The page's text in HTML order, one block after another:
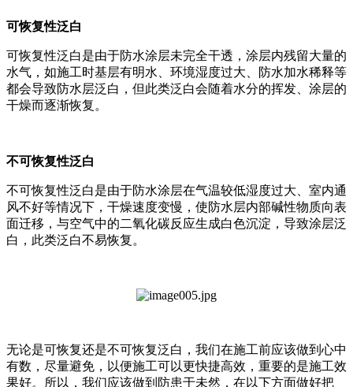
可恢复性泛白
可恢复性泛白是由于防水涂层未完全干透，涂层内残留大量的
水气，如施工时基层有明水、环境湿度过大、防水加水稀释等
都会导致防水层泛白，但此类泛白会随着水分的挥发、涂层的
干燥而逐渐恢复。
不可恢复性泛白
不可恢复性泛白是由于防水涂层在气温较低湿度过大、室内通
风不好等情况下，干燥速度变慢，使防水层内部碱性物质向表
面迁移，与空气中的二氧化碳反应生成白色沉淀，导致涂层泛
白，此类泛白不易恢复。
无论是可恢复还是不可恢复泛白，我们在施工前应该做到心中
有数，尽量避免，以便施工可以更快捷高效，重要的是施工效
果好。所以，我们应该做到防患于未然，在以下方面做好把